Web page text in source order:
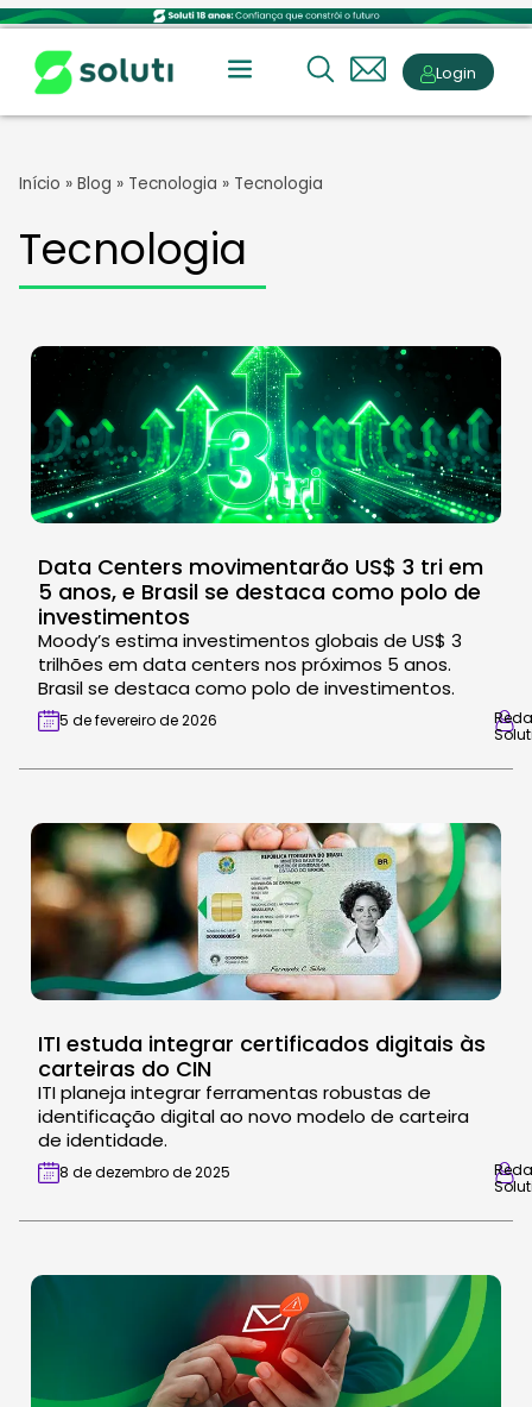
Login
Início » Blog » Tecnologia » Tecnologia
Tecnologia
Data Centers movimentarão US$ 3 tri em
5 anos, e Brasil se destaca como polo de
investimentos
Moody’s estima investimentos globais de US$ 3
trilhões em data centers nos próximos 5 anos.
Brasil se destaca como polo de investimentos.
5 de fevereiro de 2026
ITI estuda integrar certificados digitais às
carteiras do CIN
ITI planeja integrar ferramentas robustas de
identificação digital ao novo modelo de carteira
de identidade.
8 de dezembro de 2025